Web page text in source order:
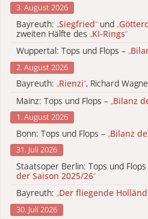
3. August 2026
Bayreuth: „Siegfried“ und „
zweiten Hälfte des „KI-Rings“
Wuppertal: Tops und Flops – „
2. August 2026
Bayreuth: „Rienzi“, Richard
Mainz: Tops und Flops – „Bilanz
1. August 2026
Bonn: Tops und Flops – „Bilanz
31. Juli 2026
Staatsoper Berlin: Tops und Flops
der Saison 2025/26“
Bayreuth: „Der fliegende
30. Juli 2026